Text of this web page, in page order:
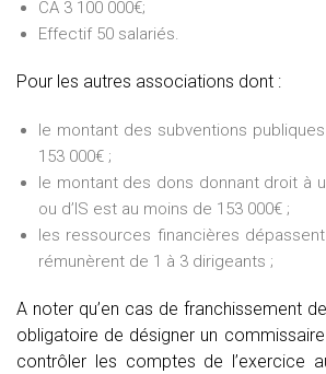
CA 3 100 000€;
Effectif 50 salariés.
Pour les autres associations dont :
le montant des subventions
153 000€ ;
le montant des dons donnant droit à
ou d’IS est au moins de 153 000€ ;
les ressources financières
rémunèrent de 1 à 3 dirigeants ;
A noter qu’en cas de franchissement
obligatoire de désigner un
contrôler les comptes de l’exercice